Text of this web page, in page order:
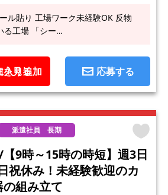
ル貼り 工場ワーク未経験OK 反物
る工場 「シー…
入り追加
を見る 応募する
派遣社員 長期
9時～15時の時短】週3日
祝休み！未経験歓迎のカ
組み立て